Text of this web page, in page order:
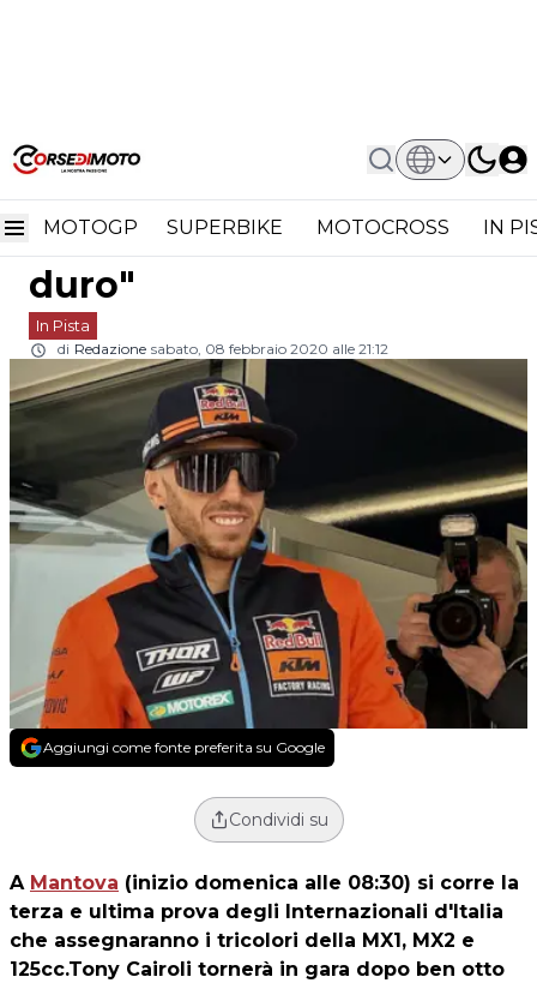
MOTOGP SUPERBIKE MOTOCROSS IN
Home In Pista
Tony Cairoli: "Mantova, Domenica Sarà
Tony Cairoli: "Mantova,
domenica sarà un rientro
duro"
In Pista
di Redazione sabato, 08 febbraio 2020 alle 21:12
Aggiungi come fonte preferita su Google
Condividi su
A Mantova (inizio domenica alle 08:30) si corre la
terza e ultima prova degli Internazionali d'Italia
che assegnaranno i tricolori della MX1, MX2 e
125cc.Tony Cairoli tornerà in gara dopo ben otto